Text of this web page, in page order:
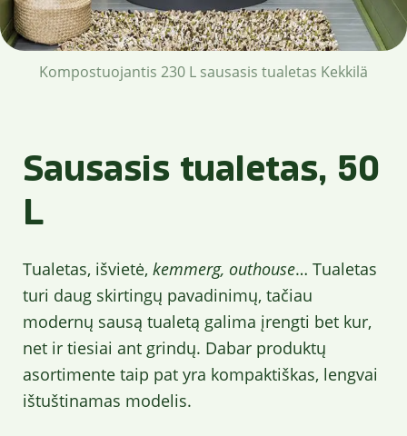
Kompostuojantis 230 L sausasis tualetas Kekkilä
Sausasis tualetas, 50
L
Tualetas, išvietė, kemmerg, outhouse… Tualetas
turi daug skirtingų pavadinimų, tačiau
modernų sausą tualetą galima įrengti bet kur,
net ir tiesiai ant grindų. Dabar produktų
asortimente taip pat yra kompaktiškas, lengvai
ištuštinamas modelis.